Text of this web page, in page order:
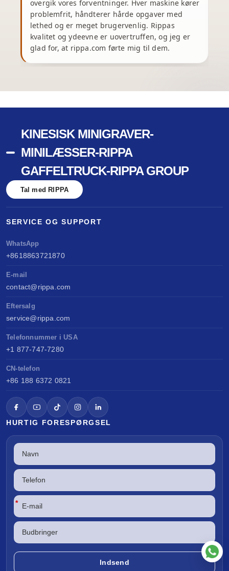
overgik vores forventninger. Hver maskine kører
problemfrit, håndterer hårde opgaver med
lethed og er meget brugervenlig. Rippas
kvalitet og ydeevne er uovertruffen, og jeg er
glad for, at rippa.com førte mig til dem.
KINESISK MINIGRAVER-
MINILÆSSER-RIPPA
GAFFELTRUCK-RIPPA GROUP
Tal med RIPPA
SERVICE OG SUPPORT
WhatsApp
+8618863721870
E-mail
contact@rippa.com
Eftersalg
service@rippa.com
Telefonnummer i USA
+1 877-747-7280
CN-telefon
+86 188 6372 0821
HURTIG FORESPØRGSEL
*